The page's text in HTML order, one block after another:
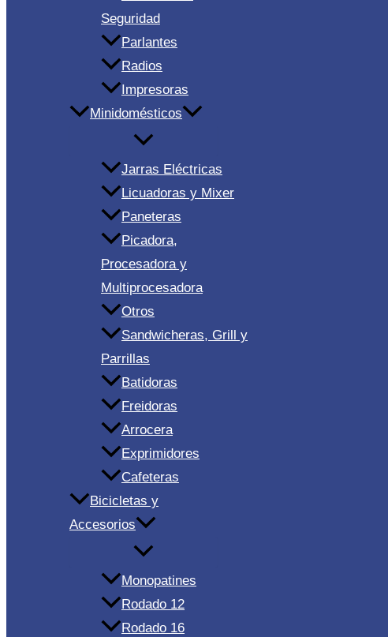
Seguridad
Parlantes
Radios
Impresoras
Minidomésticos
Jarras Eléctricas
Licuadoras y Mixer
Paneteras
Picadora,
Procesadora y
Multiprocesadora
Otros
Sandwicheras, Grill y
Parrillas
Batidoras
Freidoras
Arrocera
Exprimidores
Cafeteras
Bicicletas y
Accesorios
Monopatines
Rodado 12
Rodado 16